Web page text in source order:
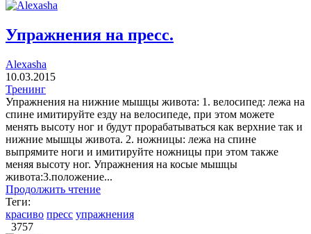
Упражнения на пресс.
Alexasha
10.03.2015
Тренинг
Упражнения на нижние мышцы живота: 1. велосипед: лежа на
спине имитируйте езду на велосипеде, при этом можете
менять высоту ног и будут прорабатываться как верхние так и
нижние мышцы живота. 2. ножницы: лежа на спине
выпрямите ноги и имитируйте ножницы при этом также
меняя высоту ног. Упражнения на косые мышцы
живота:3.положение...
Продолжить чтение
Теги:
красиво пресс упражнения
3757